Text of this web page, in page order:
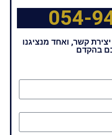
054-
קשר, ואחד מנציגנו
בהקדם